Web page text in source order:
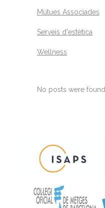
Mútues Associades
Serveis d'estètica
Wellness
No posts were found.